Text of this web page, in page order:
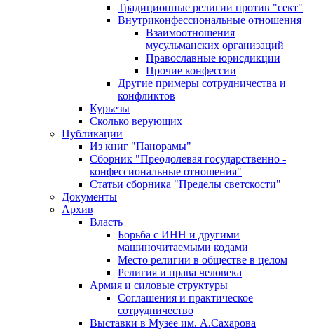
Традиционные религии против "сект"
Внутриконфессиональные отношения
Взаимоотношения
мусульманских организаций
Православные юрисдикции
Прочие конфессии
Другие примеры сотрудничества и
конфликтов
Курьезы
Сколько верующих
Публикации
Из книг "Панорамы"
Сборник "Преодолевая государственно -
конфессиональные отношения"
Статьи сборника "Пределы светскости"
Документы
Архив
Власть
Борьба с ИНН и другими
машиночитаемыми кодами
Место религии в обществе в целом
Религия и права человека
Армия и силовые структуры
Соглашения и практическое
сотрудничество
Выставки в Музее им. А.Сахарова